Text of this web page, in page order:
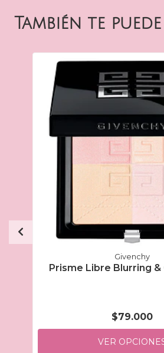
También te
Givenchy
Prisme Libre Blurring &
$79.000
VER